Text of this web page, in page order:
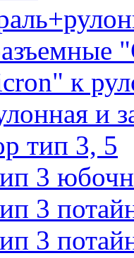
к
и
тип 3, 5
3
3
3